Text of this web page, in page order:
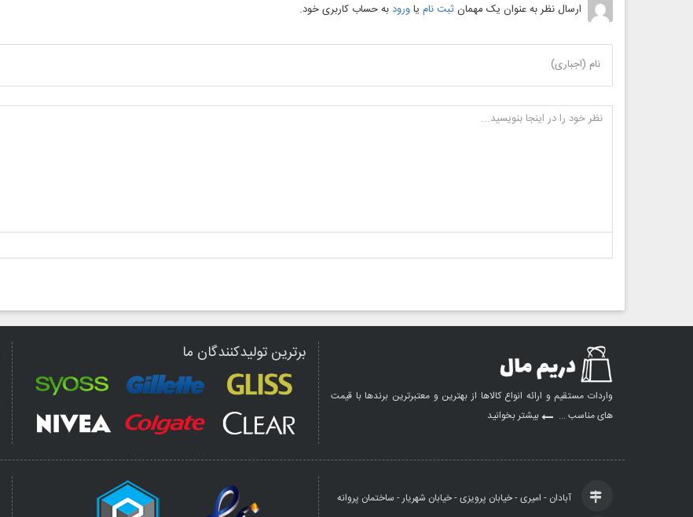
ارسال نظر به عنوان یک مهمانثبت نام یاورودبه حساب کاربری خود.
نام (اجباری)
واردات مستقیم و ارائه انواع کالاها از بهترین و معتبرترین برندها با قیمت
های مناسب ...
بیشتر بخوانید
برترین تولیدکنندگان ما
آبادان - امیری - خیابان پرویزی - خیابان شهریار - ساختمان پروانه